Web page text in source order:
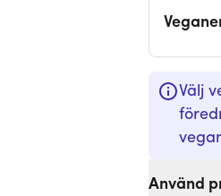
Välj
Använd